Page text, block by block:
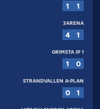
1 1
3ARENA
4 1
GRIMSTA IP 1
1 0
STRANDVALLEN A-PLAN
0 1